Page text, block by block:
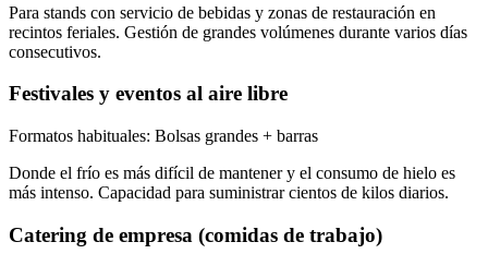
Para stands con servicio de bebidas y zonas de restauración en
recintos feriales. Gestión de grandes volúmenes durante varios días
consecutivos.
Festivales y eventos al aire libre
Formatos habituales: Bolsas grandes + barras
Donde el frío es más difícil de mantener y el consumo de hielo es
más intenso. Capacidad para suministrar cientos de kilos diarios.
Catering de empresa (comidas de trabajo)